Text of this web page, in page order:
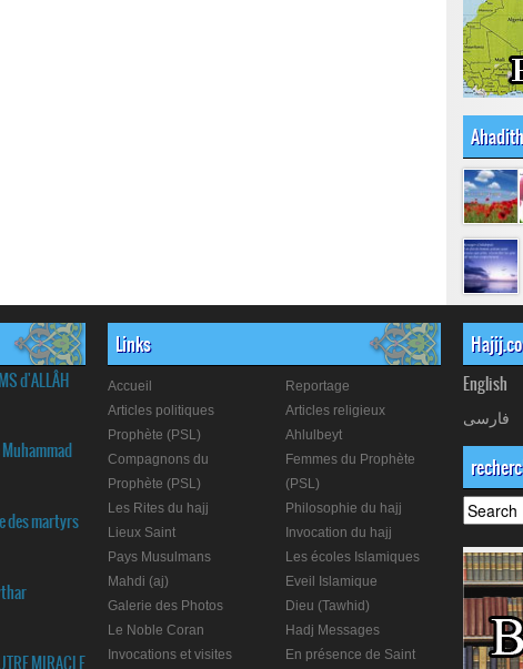
Ahadith
d'ALLÂH
des martyrs
MIRACLE
Links
Accueil
Reportage
Articles politiques
Articles religieux
Prophète (PSL)
Ahlulbeyt
Compagnons du
Prophète (PSL)
Femmes du Prophète
(PSL)
Les Rites du hajj
Philosophie du hajj
Lieux Saint
Invocation du hajj
Pays Musulmans
Les écoles Islamiques
Mahdi (aj)
Eveil Islamique
Galerie des Photos
Dieu (Tawhid)
Le Noble Coran
Hadj Messages
Invocations et visites
En présence de Saint
English
فارسی